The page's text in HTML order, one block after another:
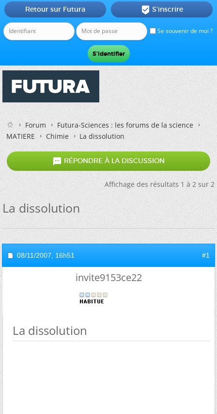
Se souvenir de moi ?
Retour sur Futura  S'inscrire
Forum
Futura-Sciences : les forums de la science
MATIERE
Chimie La dissolution
 RÉPONDRE À LA DISCUSSION
Affichage des résultats 1 à 2 sur 2
La dissolution
08/11/2007, 16h51 #1
invite9153ce22
La dissolution